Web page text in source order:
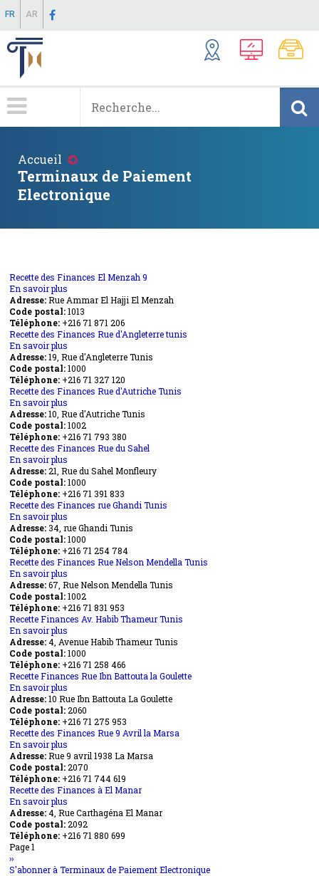
au
contenu
principal
FR AR
Principale
Fil
d'Ariane
Accueil
Terminaux de Paiement
Electronique
Recette des Finances El Menzah 9
En savoir plus
Recette
des
Finances
El
9
Adresse:Rue Ammar El Hajji El Menzah
Code postal:1013
Téléphone: +216 71 871 206
Recette des Finances Rue d'Angleterre tunis
En savoir plus
Recette
des
Finances
Rue
tunis
Adresse:19, Rue d'Angleterre Tunis
Code postal:1000
Téléphone: +216 71 327 120
Recette des Finances Rue d'Autriche Tunis
En savoir plus
Recette
des
Finances
Rue
Tunis
Adresse:10, Rue d'Autriche Tunis
Code postal:1002
Téléphone: +216 71 793 380
Recette des Finances Rue du Sahel
En savoir plus
Recette
des
Finances
Rue
Sahel
Adresse:21, Rue du Sahel Monfleury
Code postal:1000
Téléphone: +216 71 391 833
Recette des Finances rue Ghandi Tunis
En savoir plus
Recette
des
Finances
rue
Tunis
Adresse: 34, rue Ghandi Tunis
Code postal:1000
Téléphone: +216 71 254 784
Recette des Finances Rue Nelson Mendella Tunis
En savoir plus
Recette
des
Finances
Rue
Mendella
Tunis
Adresse:67, Rue Nelson Mendella Tunis
Code postal:1002
Téléphone: +216 71 831 953
Recette Finances Av. Habib Thameur Tunis
En savoir plus
Recette
Finances
Av.
Habib
Tunis
Adresse:4, Avenue Habib Thameur Tunis
Code postal:1000
Téléphone: +216 71 258 466
Recette Finances Rue Ibn Battouta la Goulette
En savoir plus
Recette
Finances
Rue
Ibn
la
Goulette
Adresse:10 Rue Ibn Battouta La Goulette
Code postal:2060
Téléphone: +216 71 275 953
Recette des Finances Rue 9 Avril la Marsa
En savoir plus
Recette
des
Finances
Rue
Avril
la
Marsa
Adresse:Rue 9 avril 1938 La Marsa
Code postal:2070
Téléphone: +216 71 744 619
Recette des Finances à El Manar
En savoir plus
Recette
des
Finances
Manar
Adresse:4, Rue Carthagéna El Manar
Code postal:2092
Téléphone: +216 71 880 699
Pagination
Page 1
Page
suivante
››
S'abonner à Terminaux de Paiement Electronique